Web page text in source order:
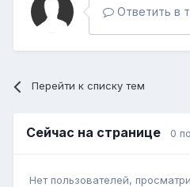
Ответить в
Перейти к списку тем
Сейчас на странице 0
Нет пользователей,